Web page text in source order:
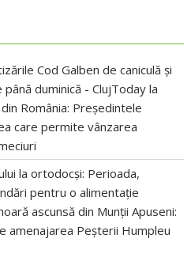
Cod Galben de caniculă și
duminică - ClujToday la
România: Președintele
care permite vânzarea
la ortodocși: Perioada,
pentru o alimentație
ascunsă din Munții Apuseni:
amenajarea Peșterii Humpleu